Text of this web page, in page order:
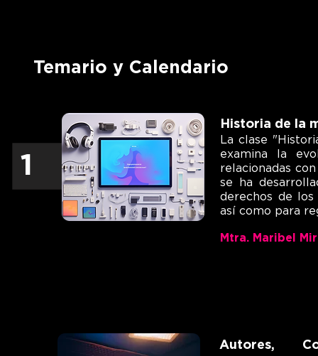
Temario y Calendario
Historia de la
La clase
examina la
relacionadas
se ha
derechos de los
así como para
1
Mtra. Maribel
Autores,